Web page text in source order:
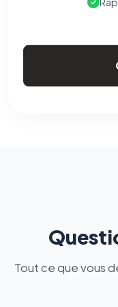
Tout ce que vous